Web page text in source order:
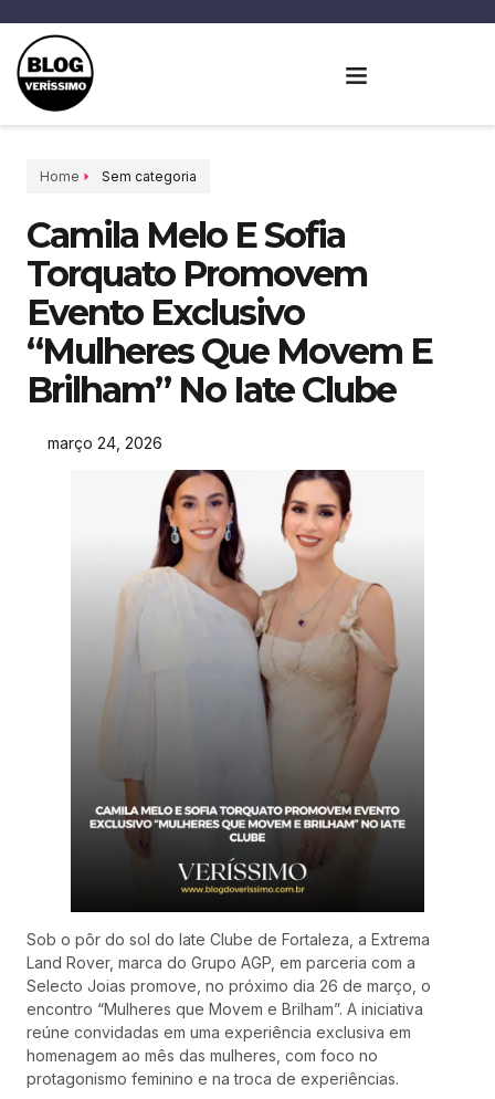
Home Sem categoria
Camila Melo E Sofia
Torquato Promovem
Evento Exclusivo
“Mulheres Que Movem E
Brilham” No Iate Clube
março 24, 2026
Sob o pôr do sol do Iate Clube de Fortaleza, a Extrema
Land Rover, marca do Grupo AGP, em parceria com a
Selecto Joias promove, no próximo dia 26 de março, o
encontro “Mulheres que Movem e Brilham”. A iniciativa
reúne convidadas em uma experiência exclusiva em
homenagem ao mês das mulheres, com foco no
protagonismo feminino e na troca de experiências.